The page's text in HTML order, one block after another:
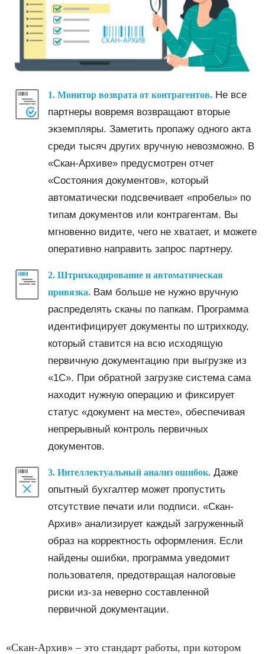
1. Монитор возврата от контрагентов. Не все
партнеры вовремя возвращают вторые
экземпляры. Заметить пропажу одного акта
среди тысяч других вручную невозможно. В
«Скан-Архиве» предусмотрен отчет
«Состояния документов», который
автоматически подсвечивает «пробелы» по
типам документов или контрагентам. Вы
мгновенно видите, чего не хватает, и можете
оперативно направить запрос партнеру.
2. Штрихкодирование и автоматическая
привязка. Вам больше не нужно вручную
распределять сканы по папкам. Программа
идентифицирует документы по штрихкоду,
который ставится на всю исходящую
первичную документацию при выгрузке из
«1С». При обратной загрузке система сама
находит нужную операцию и фиксирует
статус «документ на месте», обеспечивая
непрерывный контроль первичных
документов.
3. Интеллектуальный анализ ошибок. Даже
опытный бухгалтер может пропустить
отсутствие печати или подписи. «Скан-
Архив» анализирует каждый загруженный
образ на корректность оформления. Если
найдены ошибки, программа уведомит
пользователя, предотвращая налоговые
риски из-за неверно составленной
первичной документации.
«Скан-Архив» – это стандарт работы, при котором